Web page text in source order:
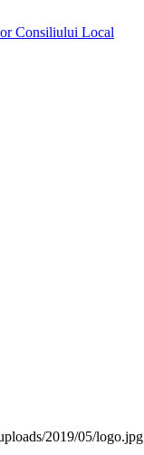
Consiliului Local
2019/05/logo.jpg